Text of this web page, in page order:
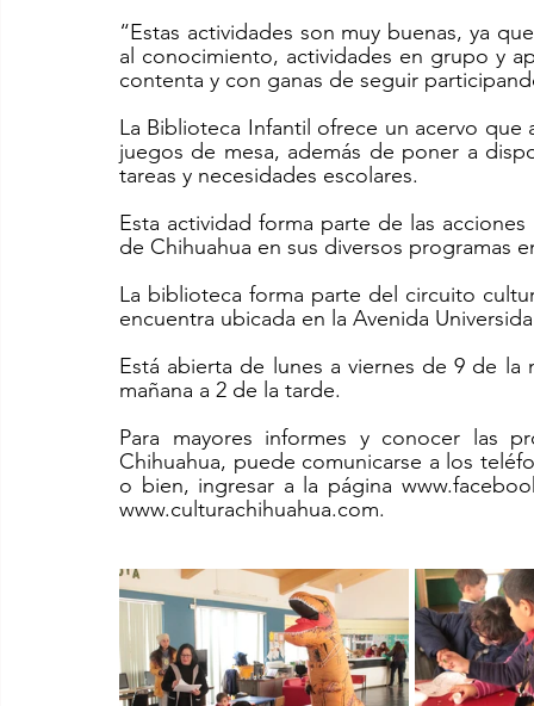
“Estas actividades son muy buenas, ya
al conocimiento, actividades en grupo y
contenta y con ganas de seguir
La Biblioteca Infantil ofrece un acervo que
juegos de mesa, además de poner a
tareas y necesidades escolares.
Esta actividad forma parte de las
de Chihuahua en sus diversos programas
La biblioteca forma parte del circuito
encuentra ubicada en la Avenida
Está abierta de lunes a viernes de 9 de
mañana a 2 de la tarde.
Para mayores informes y conocer las
Chihuahua, puede comunicarse a los
o bien, ingresar a la página
www.culturachihuahua.com.